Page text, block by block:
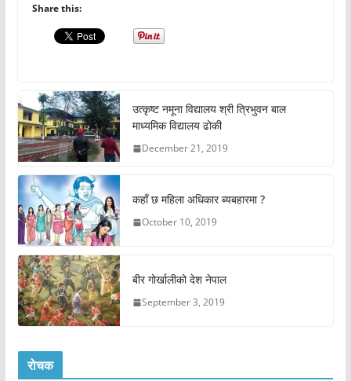
Share this:
उत्कृष्ट नमूना विद्यालय श्री त्रिभुवन बाल
माध्यमिक विद्यालय ढोकी
December 21, 2019
कहाँ छ महिला अधिकार ब्यबहारमा ?
October 10, 2019
बीर गोर्खालीको देश नेपाल
September 3, 2019
रोचक